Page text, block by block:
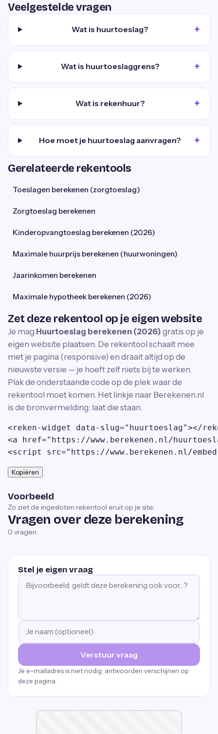
Veelgestelde vragen
Wat is huurtoeslag?
Wat is huurtoeslaggrens?
Wat is rekenhuur?
Hoe moet je huurtoeslag aanvragen?
Gerelateerde rekentools
Toeslagen berekenen (zorgtoeslag)
Zorgtoeslag berekenen
Kinderopvangtoeslag berekenen (2026)
Maximale huurprijs berekenen (huurwoningen)
Jaarinkomen berekenen
Maximale hypotheek berekenen (2026)
Zet deze rekentool op je eigen website
Je mag Huurtoeslag berekenen (2026) gratis op je
eigen website plaatsen. De rekentool schaalt mee
met je pagina (responsive) en draait altijd op de
nieuwste versie — je hoeft zelf niets bij te werken.
Plak de onderstaande code op de plek waar de
rekentool moet komen. Het linkje naar Berekenen.nl
is de bronvermelding; laat die staan.
<reken-widget data-slug="huurtoeslag"></
<a href="https://www.berekenen.nl/
<script src="https://www.berekenen.nl/
Kopiëren
Voorbeeld
Zo ziet de ingesloten rekentool eruit op je site:
Vragen over deze berekening
0 vragen
Stel je eigen vraag
Verstuur vraag
Je e-mailadres is niet nodig; antwoorden verschijnen op
deze pagina.